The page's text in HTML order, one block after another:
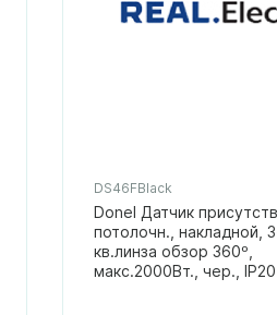
DS46FBlack
Donel Датчик
потолочн., накладной,
кв.линза обзор 360º,
макс.2000Вт., чер., IP20